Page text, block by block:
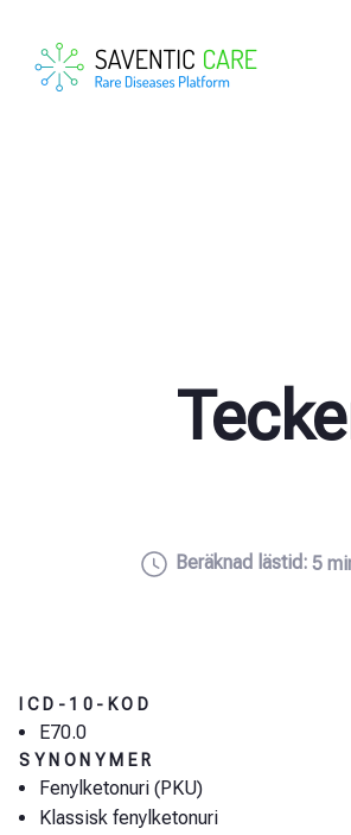
Beräknad lästid: 5
ICD-10-KOD
E70.0
SYNONYMER
Fenylketonuri (PKU)
Klassisk fenylketonuri